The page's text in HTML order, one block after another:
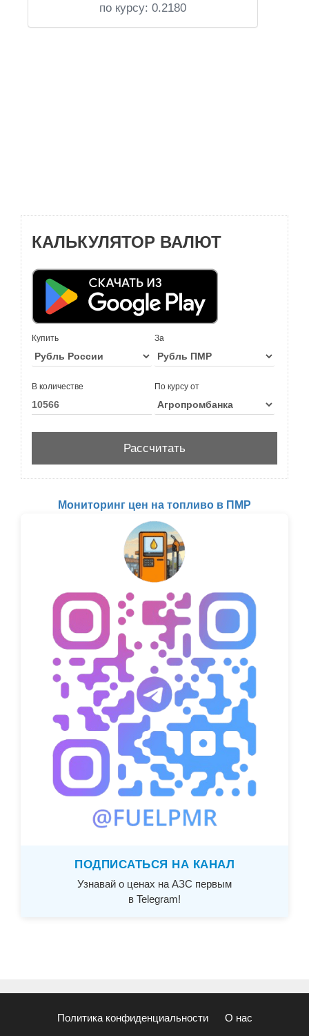
по курсу: 0.2180
КАЛЬКУЛЯТОР ВАЛЮТ
Купить За
В количестве По курсу от
Мониторинг цен на топливо в ПМР
ПОДПИСАТЬСЯ НА КАНАЛ
Узнавай о ценах на АЗС первым
в Telegram!
Политика конфиденциальности О нас